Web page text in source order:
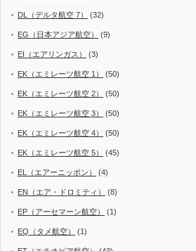
DL（デルタ航空 7） (32)
EG（日本アジア航空） (9)
EI（エアリンガス） (3)
EK（エミレーツ航空 1） (50)
EK（エミレーツ航空 2） (50)
EK（エミレーツ航空 3） (50)
EK（エミレーツ航空 4） (50)
EK（エミレーツ航空 5） (45)
EL（エアーニッポン） (4)
EN（エア・ドロミティ） (8)
EP（アーセマーン航空） (1)
EQ（タメ航空） (1)